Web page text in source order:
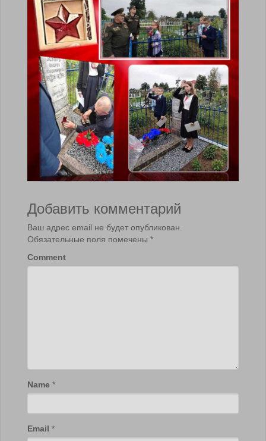
Добавить комментарий
Ваш адрес email не будет опубликован.
Обязательные поля помечены *
Comment
Name *
Email *